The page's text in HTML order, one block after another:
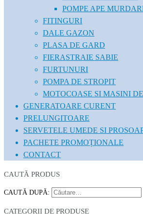
POMPE APE
FITINGURI
DALE GAZON
PLASA DE GARD
FIERASTRAIE SABIE
FURTUNURI
POMPA DE STROPIT
MOTOCOASE SI MASINI
GENERATOARE CURENT
PRELUNGITOARE
SERVETELE UMEDE SI
PACHETE PROMOȚIONALE
CONTACT
CAUTĂ PRODUS
CAUTĂ DUPĂ:
CATEGORII DE PRODUSE